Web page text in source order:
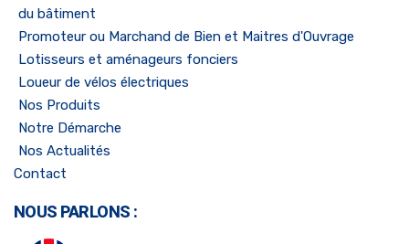
du bâtiment
Promoteur ou Marchand de Bien et Maitres d'Ouvrage
Lotisseurs et aménageurs fonciers
Loueur de vélos électriques
Nos Produits
Notre Démarche
Nos Actualités
Contact
NOUS PARLONS :